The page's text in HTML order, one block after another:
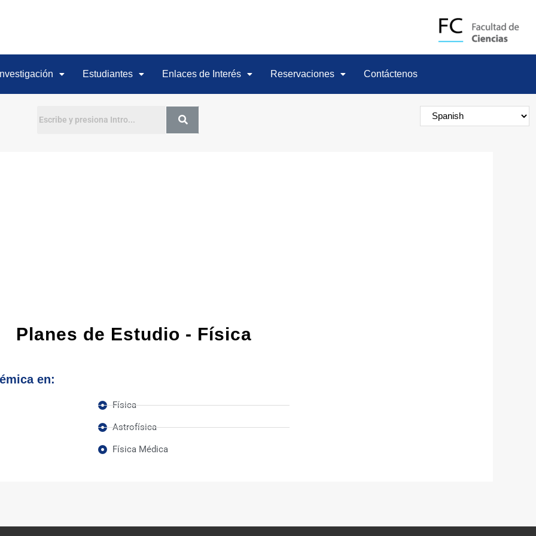
Investigación Estudiantes Enlaces de Interés Reservaciones Contáctenos
Planes de Estudio - Física
en:
Física
Astrofísica
Física Médica